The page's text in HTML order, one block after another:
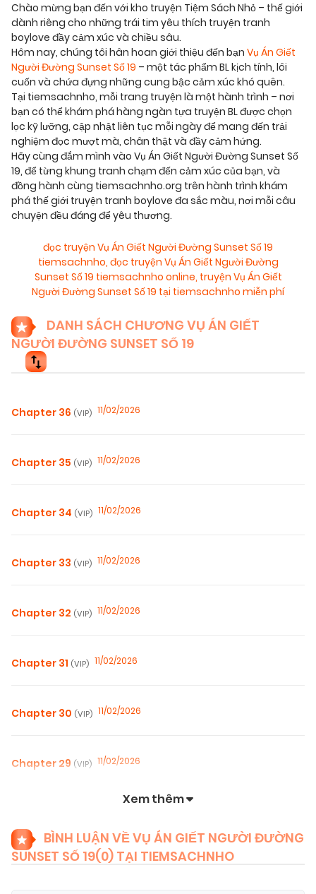
Chào mừng bạn đến với kho truyện Tiệm Sách Nhỏ – thế giới
dành riêng cho những trái tim yêu thích truyện tranh
boylove đầy cảm xúc và chiều sâu.
Hôm nay, chúng tôi hân hoan giới thiệu đến bạn Vụ Án Giết
Người Đường Sunset Số 19 – một tác phẩm BL kịch tính, lôi
cuốn và chứa đựng những cung bậc cảm xúc khó quên.
Tại tiemsachnho, mỗi trang truyện là một hành trình – nơi
bạn có thể khám phá hàng ngàn tựa truyện BL được chọn
lọc kỹ lưỡng, cập nhật liên tục mỗi ngày để mang đến trải
nghiệm đọc mượt mà, chân thật và đầy cảm hứng.
Hãy cùng đắm mình vào Vụ Án Giết Người Đường Sunset Số
19, để từng khung tranh chạm đến cảm xúc của bạn, và
đồng hành cùng tiemsachnho.org trên hành trình khám
phá thế giới truyện tranh boylove đa sắc màu, nơi mỗi câu
chuyện đều đáng để yêu thương.
đọc truyện Vụ Án Giết Người Đường Sunset Số 19
tiemsachnho, đọc truyện Vụ Án Giết Người Đường
Sunset Số 19 tiemsachnho online, truyện Vụ Án Giết
Người Đường Sunset Số 19 tại tiemsachnho miễn phí
DANH SÁCH CHƯƠNG VỤ ÁN GIẾT
NGƯỜI ĐƯỜNG SUNSET SỐ 19
Chapter 36 (VIP) 11/02/2026
Chapter 35 (VIP) 11/02/2026
Chapter 34 (VIP) 11/02/2026
Chapter 33 (VIP) 11/02/2026
Chapter 32 (VIP) 11/02/2026
Chapter 31 (VIP) 11/02/2026
Chapter 30 (VIP) 11/02/2026
Chapter 29 (VIP) 11/02/2026
Chapter 27(VIP) 11/02/2026
Xem thêm
BÌNH LUẬN VỀ VỤ ÁN GIẾT NGƯỜI ĐƯỜNG
SUNSET SỐ 19(0) TẠI TIEMSACHNHO